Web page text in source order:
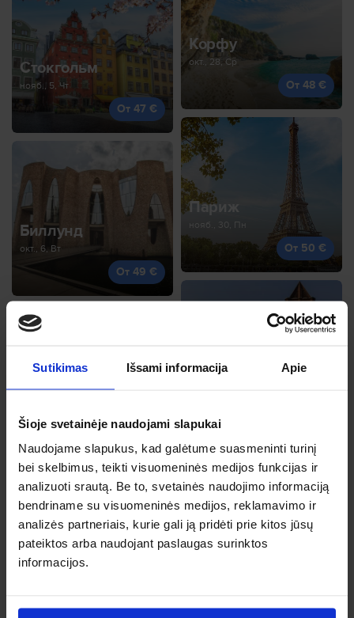
Sutikimas Išsami informacija Apie
Šioje svetainėje naudojami slapukai
Naudojame slapukus, kad galėtume suasmeninti turinį
bei skelbimus, teikti visuomeninės medijos funkcijas ir
analizuoti srautą. Be to, svetainės naudojimo informaciją
bendriname su visuomeninės medijos, reklamavimo ir
analizės partneriais, kurie gali ją pridėti prie kitos jūsų
pateiktos arba naudojant paslaugas surinktos
informacijos.
Стокгольм
нояб., 5, Чт
От 47 €
Корфу
окт., 28, Ср
От 48 €
Биллунд
окт., 6, Вт
От 49 €
Париж
нояб., 30, Пн
От 50 €
Дублин
От 50 €
Дортмунд
Будапешт
Турин
сент., 28, Пн